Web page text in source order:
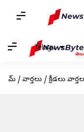
Telugu
హోమ్ / వార్తలు / క్రీడలు